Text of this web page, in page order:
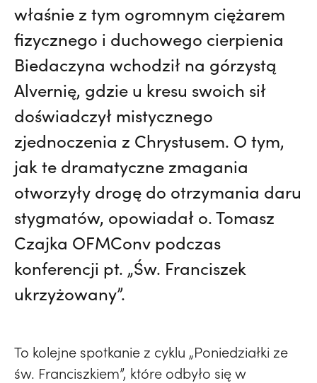
właśnie z tym ogromnym ciężarem
fizycznego i duchowego cierpienia
Biedaczyna wchodził na górzystą
Alvernię, gdzie u kresu swoich sił
doświadczył mistycznego
zjednoczenia z Chrystusem. O tym,
jak te dramatyczne zmagania
otworzyły drogę do otrzymania daru
stygmatów, opowiadał o. Tomasz
Czajka OFMConv podczas
konferencji pt. „Św. Franciszek
ukrzyżowany”.
To kolejne spotkanie z cyklu „Poniedziałki ze
św. Franciszkiem”, które odbyło się w